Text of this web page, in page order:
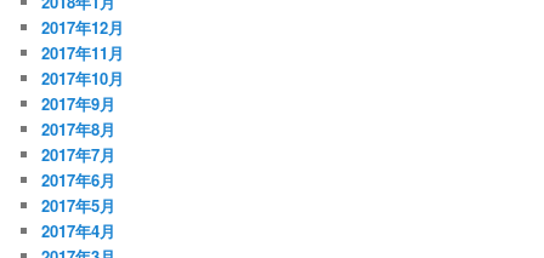
2017年12月
2017年11月
2017年10月
2017年9月
2017年8月
2017年7月
2017年6月
2017年5月
2017年4月